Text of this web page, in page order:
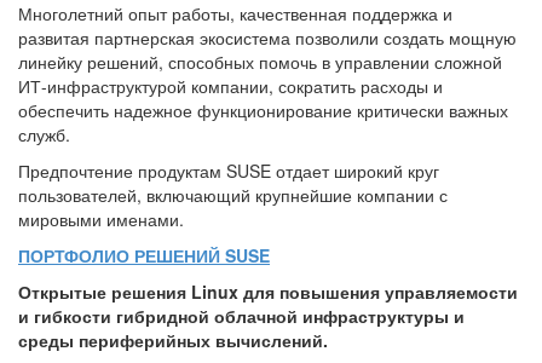
Многолетний опыт работы, качественная поддержка и
развитая партнерская экосистема позволили создать мощную
линейку решений, способных помочь в управлении сложной
ИТ-инфраструктурой компании, сократить расходы и
обеспечить надежное функционирование критически важных
служб.
Предпочтение продуктам SUSE отдает широкий круг
пользователей, включающий крупнейшие компании с
мировыми именами.
ПОРТФОЛИО РЕШЕНИЙ SUSE
Открытые решения Linux для повышения управляемости
и гибкости гибридной облачной инфраструктуры и
среды периферийных вычислений.